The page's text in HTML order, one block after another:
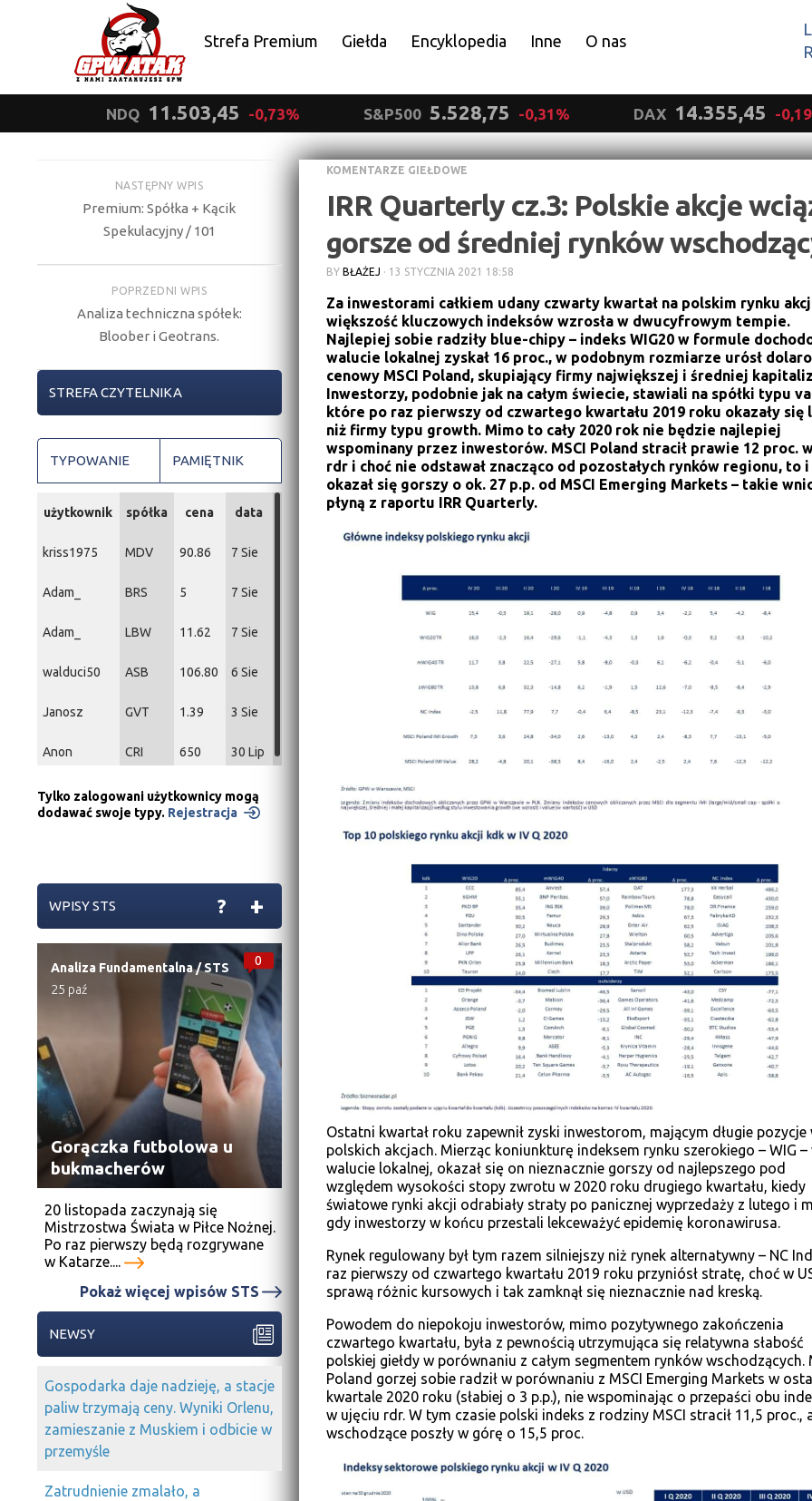
Strefa Premium Giełda Encyklopedia Inne O nas
NDQ 11.503,45 -0,73% S&P500 5.528,75 -0,31% DAX 14.355,45 -
KOMENTARZE GIEŁDOWE
IRR Quarterly cz.3: Polskie akcje
gorsze od średniej rynków
BY BŁAŻEJ · 13 STYCZNIA 2021 18:58
Za inwestorami całkiem udany czwarty kwartał na polskim rynku
większość kluczowych indeksów wzrosła w dwucyfrowym tempie.
Najlepiej sobie radziły blue-chipy – indeks WIG20 w formule
walucie lokalnej zyskał 16 proc., w podobnym rozmiarze urósł
cenowy MSCI Poland, skupiający firmy największej i średniej
Inwestorzy, podobnie jak na całym świecie, stawiali na spółki typu
które po raz pierwszy od czwartego kwartału 2019 roku okazały się
niż firmy typu growth. Mimo to cały 2020 rok nie będzie najlepiej
wspominany przez inwestorów. MSCI Poland stracił prawie 12 proc.
rdr i choć nie odstawał znacząco od pozostałych rynków regionu, to
okazał się gorszy o ok. 27 p.p. od MSCI Emerging Markets – takie
płyną z raportu IRR Quarterly.
Ostatni kwartał roku zapewnił zyski inwestorom, mającym długie pozycje
polskich akcjach. Mierząc koniunkturę indeksem rynku szerokiego – WIG –
walucie lokalnej, okazał się on nieznacznie gorszy od najlepszego pod
względem wysokości stopy zwrotu w 2020 roku drugiego kwartału, kiedy
światowe rynki akcji odrabiały straty po panicznej wyprzedaży z lutego i
gdy inwestorzy w końcu przestali lekceważyć epidemię koronawirusa.
Rynek regulowany był tym razem silniejszy niż rynek alternatywny – NC
raz pierwszy od czwartego kwartału 2019 roku przyniósł stratę, choć w
sprawą różnic kursowych i tak zamknął się nieznacznie nad kreską.
Powodem do niepokoju inwestorów, mimo pozytywnego zakończenia
czwartego kwartału, była z pewnością utrzymująca się relatywna słabość
polskiej giełdy w porównaniu z całym segmentem rynków wschodzących.
Poland gorzej sobie radził w porównaniu z MSCI Emerging Markets w
kwartale 2020 roku (słabiej o 3 p.p.), nie wspominając o przepaści obu
w ujęciu rdr. W tym czasie polski indeks z rodziny MSCI stracił 11,5 proc.,
wschodzące poszły w górę o 15,5 proc.
NASTĘPNY WPIS
Premium: Spółka + Kącik
Spekulacyjny / 101
POPRZEDNI WPIS
Analiza techniczna spółek:
Bloober i Geotrans.
STREFA CZYTELNIKA
TYPOWANIE PAMIĘTNIK
użytkownik spółka cena data
kriss1975 MDV 90.86 7 Sie
Adam_ BRS 5 7 Sie
Adam_ LBW 11.62 7 Sie
walduci50 ASB 106.80 6 Sie
Janosz GVT 1.39 3 Sie
Anon CRI 650 30 Lip
Tylko zalogowani użytkownicy mogą
dodawać swoje typy. Rejestracja
WPISY STS +
?
0
Analiza Fundamentalna/STS
25 paź
Gorączka futbolowa u
bukmacherów
20 listopada zaczynają się
Mistrzostwa Świata w Piłce Nożnej.
Po raz pierwszy będą rozgrywane
w Katarze....
Pokaż więcej wpisów STS
NEWSY
Gospodarka daje nadzieję, a stacje
paliw trzymają ceny. Wyniki Orlenu,
zamieszanie z Muskiem i odbicie w
przemyśle
Zatrudnienie zmalało, a